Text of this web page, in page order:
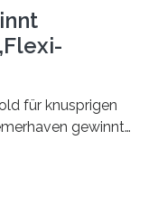
für knusprigen
gewinnt
“Flexi-Nuggets”